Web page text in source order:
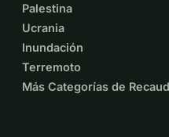
Palestina
Ucrania
Inundación
Terremoto
Más Categorías de